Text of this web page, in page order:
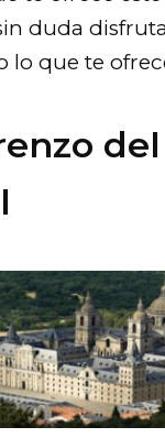
duda
lo que te
del